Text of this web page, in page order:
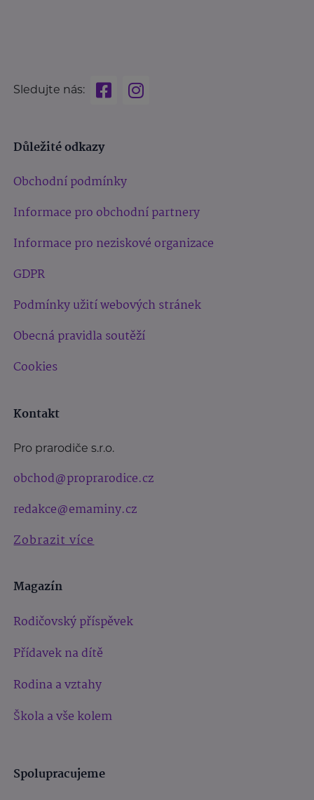
Sledujte nás:
Důležité odkazy
Obchodní podmínky
Informace pro obchodní partnery
Informace pro neziskové organizace
GDPR
Podmínky užití webových stránek
Obecná pravidla soutěží
Cookies
Kontakt
Pro prarodiče s.r.o.
obchod@proprarodice.cz
redakce@emaminy.cz
Zobrazit více
Magazín
Rodičovský příspěvek
Přídavek na dítě
Rodina a vztahy
Škola a vše kolem
Spolupracujeme